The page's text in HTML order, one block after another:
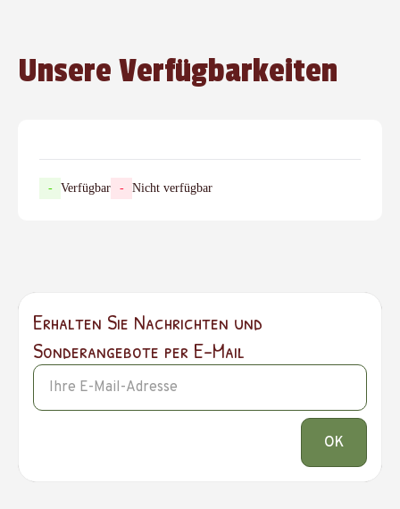
Unsere Verfügbarkeiten
- Verfügbar - Nicht verfügbar
Erhalten Sie Nachrichten und
Sonderangebote per E-Mail
OK